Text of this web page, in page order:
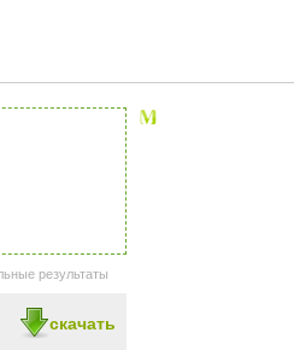
результаты
скачать